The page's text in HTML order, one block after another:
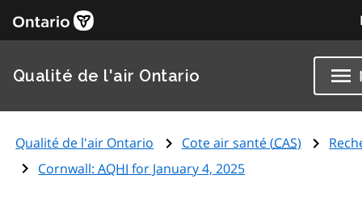
Qualité de l'air Ontario
Qualité de l'air Ontario Cote air santé (CAS)
Cornwall:AQHI for January 4, 2025